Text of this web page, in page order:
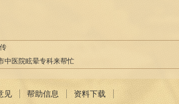
中医院眩晕专科来帮忙
见 帮助信息 资料下载